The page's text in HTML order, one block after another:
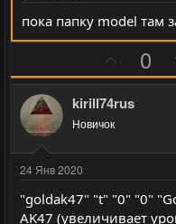
пока папку model там
о
з
в
н
0
kirill74rus
Новичок
24 Янв 2020
"goldak47" "t" "0" "0"
AK47 (увеличивает